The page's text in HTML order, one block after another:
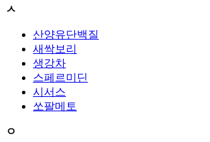
ㅅ
산양유단백질
새싹보리
생강차
스페르미딘
시서스
쏘팔메토
ㅇ